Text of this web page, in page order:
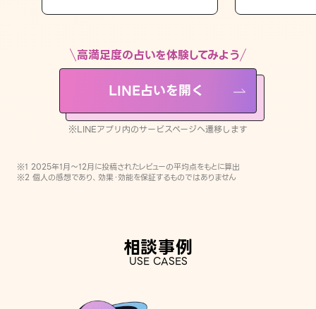
LINE占いを開く
※LINEアプリ内のサービスページへ遷移します
高満足度の占いを体験してみよう
LINE占いを開く
※LINEアプリ内のサービスページへ遷移します
※1 2025年1月〜12月に投稿されたレビューの平均点をもとに算出
※2 個人の感想であり、効果・効能を保証するものではありません
相談事例
USE CASES